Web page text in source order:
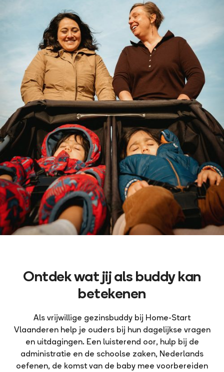
Ontdek wat jij als buddy kan
betekenen
Als vrijwillige gezinsbuddy bij Home-Start
Vlaanderen help je ouders bij hun dagelijkse vragen
en uitdagingen. Een luisterend oor, hulp bij de
administratie en de schoolse zaken, Nederlands
oefenen, de komst van de baby mee voorbereiden